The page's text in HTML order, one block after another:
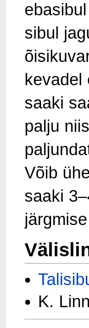
sibul
kevadel
saaki
palju
Võib
saaki
K.